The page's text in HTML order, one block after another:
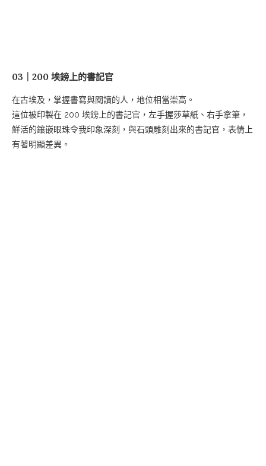
03｜200 埃鎊上的書記官
在古埃及，掌握書寫與閱讀的人，地位相當崇高。
這位被印製在 200 埃鎊上的書記官，左手握莎草紙、右手拿筆，
鮮活的鑲嵌眼珠令我印象深刻，與石頭雕刻出來的書記官，表情上
有著明顯差異。